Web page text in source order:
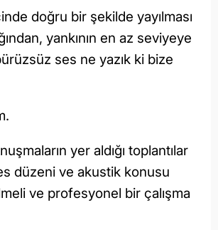
doğru bir şekilde yayılması
yankının en az seviyeye
ses ne yazık ki bize
yer aldığı toplantılar
düzeni ve akustik konusu
ve profesyonel bir çalışma